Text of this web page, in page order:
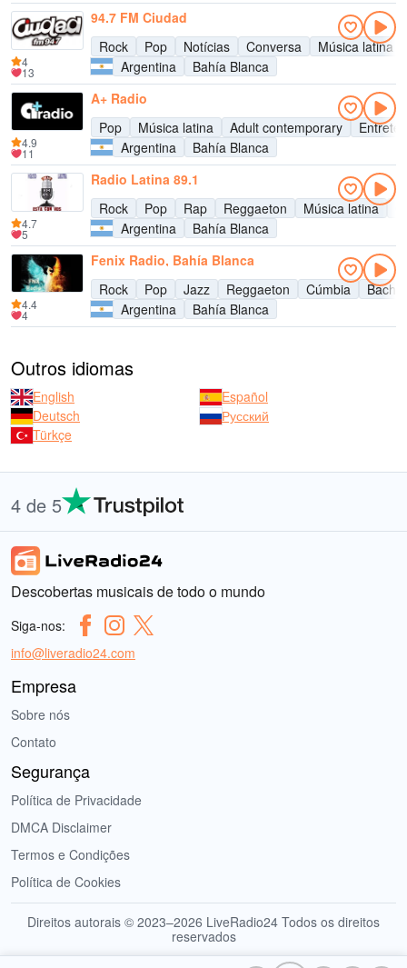
94.7 FM Ciudad
Rock
Pop Notícias Conversa
Música latina
Argentina
Bahía Blanca
4
13
A+ Radio
Pop
Música latina Adult contemporary
Argentina
Bahía Blanca
4.9
11
Radio Latina 89.1
Rock
Pop Rap Reggaeton Música latina
Argentina
Bahía Blanca
4.7
5
Fenix Radio, Bahía Blanca
Rock
Pop Jazz Reggaeton Cúmbia
Argentina
Bahía Blanca
4.4
4
Outros idiomas
English
Español
Deutsch
Русский
Türkçe
4 de 5
Descobertas musicais de todo o mundo
Siga-nos:
info@liveradio24.com
Empresa
Sobre nós
Contato
Segurança
Política de Privacidade
DMCA Disclaimer
Termos e Condições
Política de Cookies
Direitos autorais © 2023–2026 LiveRadio24 Todos os direitos
reservados